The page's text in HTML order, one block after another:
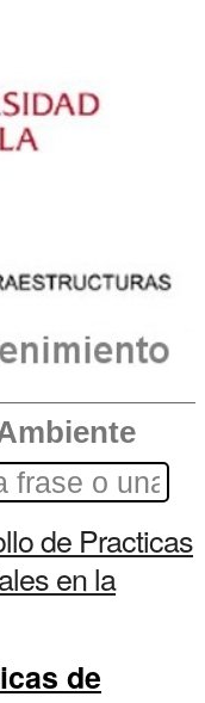
de Practicas
en la
de